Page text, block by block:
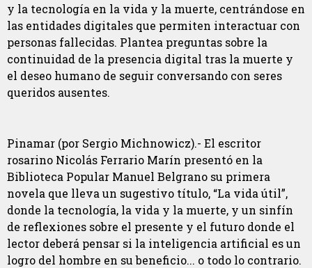
y la tecnología en la vida y la muerte, centrándose en
las entidades digitales que permiten interactuar con
personas fallecidas. Plantea preguntas sobre la
continuidad de la presencia digital tras la muerte y
el deseo humano de seguir conversando con seres
queridos ausentes.
Pinamar (por Sergio Michnowicz).- El escritor
rosarino Nicolás Ferrario Marín presentó en la
Biblioteca Popular Manuel Belgrano su primera
novela que lleva un sugestivo título, “La vida útil”,
donde la tecnología, la vida y la muerte, y un sinfín
de reflexiones sobre el presente y el futuro donde el
lector deberá pensar si la inteligencia artificial es un
logro del hombre en su beneficio... o todo lo contrario.